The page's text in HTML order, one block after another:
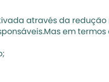
através da redução
em termos